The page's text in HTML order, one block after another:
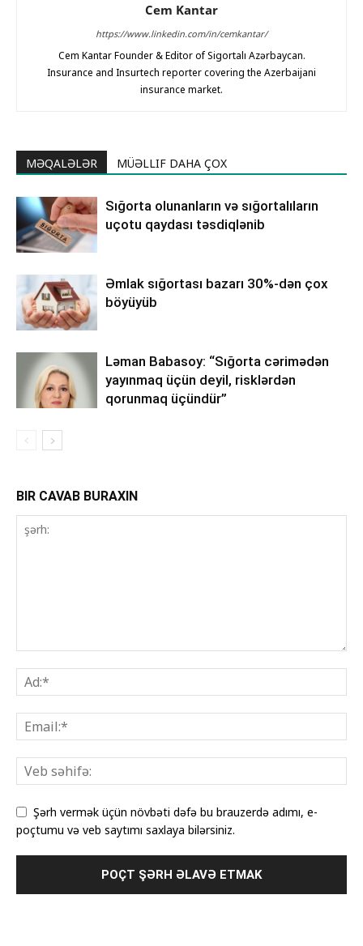
Cem Kantar
https://www.linkedin.com/in/cemkantar/
Cem Kantar Founder & Editor of Sigortalı Azərbaycan.
Insurance and Insurtech reporter covering the Azerbaijani
insurance market.
MƏQALƏLƏR MÜƏLLIF DAHA ÇOX
Sığorta olunanların və sığortalıların
uçotu qaydası təsdiqlənib
Əmlak sığortası bazarı 30%-dən çox
böyüyüb
Ləman Babasoy: “Sığorta cərimədən
yayınmaq üçün deyil, risklərdən
qorunmaq üçündür”
BIR CAVAB BURAXIN
Şərh vermək üçün növbəti dəfə bu brauzerdə adımı, e-
poçtumu və veb saytımı saxlaya bilərsiniz.